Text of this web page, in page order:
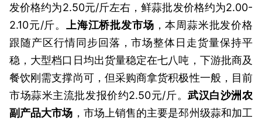
发价格约为2.50元/斤左右，鲜蒜批发价格约为2.00-
2.10元/斤。
上海江桥批发市场 ，本周蒜米批发价格
跟随产区行情同步回落，市场整体日走货量保持平
稳，大型档口日均出货量稳定在七八吨，下游批商及
餐饮刚需支撑尚可，但采购商拿货积极性一般，目前
市场蒜米主流批发报价约2.50元/斤。武汉白沙洲农
副产品大市场 ，市场上销售的主要是邳州级蒜和加工